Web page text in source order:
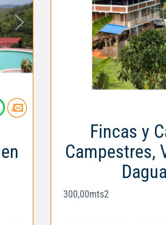
Fincas y
Campestres,
Dagua
300,00mts2